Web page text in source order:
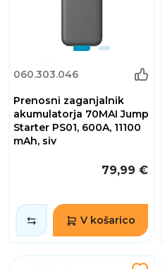
060.303.046
Prenosni zaganjalnik
akumulatorja 70MAI Jump
Starter PS01, 600A, 11100
mAh, siv
79,99 €
V košarico